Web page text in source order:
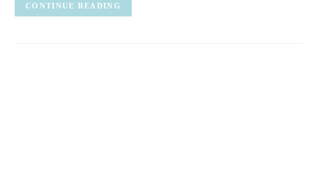
CONTINUE READING